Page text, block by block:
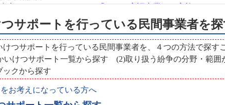
サポートを行っている民間事業者を
けつサポートを行っている民間事業者を、４つの方法で探す
いけつサポート一覧から探す (2)取り扱う紛争の分野・範
ックから探す
お考えになっている方へ